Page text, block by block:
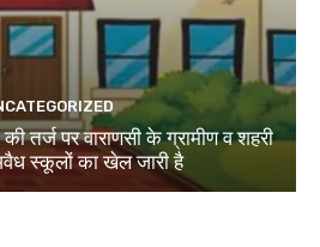
तर्ज पर वाराणसी के ग्रामीण व शहरी
स्कूलों का खेल जारी है